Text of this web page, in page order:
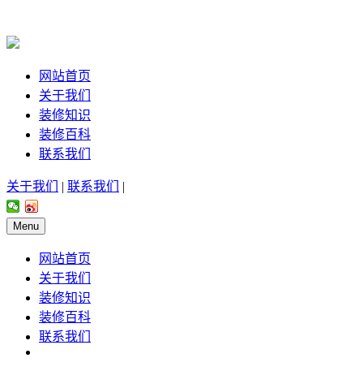
网站首页
关于我们
装修知识
装修百科
联系我们
关于我们 | 联系我们 |
Menu
网站首页
关于我们
装修知识
装修百科
联系我们